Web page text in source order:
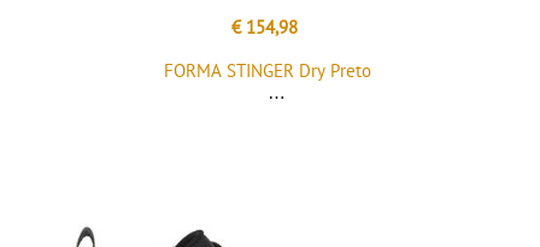
€ 154,98
FORMA STINGER Dry Preto